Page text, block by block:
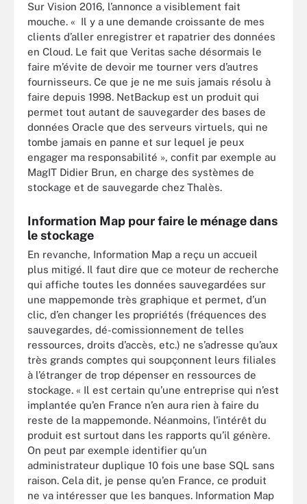
Sur Vision 2016, l’annonce a visiblement fait
mouche. « Il y a une demande croissante de mes
clients d’aller enregistrer et rapatrier des données
en Cloud. Le fait que Veritas sache désormais le
faire m’évite de devoir me tourner vers d’autres
fournisseurs. Ce que je ne me suis jamais résolu à
faire depuis 1998. NetBackup est un produit qui
permet tout autant de sauvegarder des bases de
données Oracle que des serveurs virtuels, qui ne
tombe jamais en panne et sur lequel je peux
engager ma responsabilité », confit par exemple au
MagIT Didier Brun, en charge des systèmes de
stockage et de sauvegarde chez Thalès.
Information Map pour faire le ménage dans
le stockage
En revanche, Information Map a reçu un accueil
plus mitigé. Il faut dire que ce moteur de recherche
qui affiche toutes les données sauvegardées sur
une mappemonde très graphique et permet, d’un
clic, d’en changer les propriétés (fréquences des
sauvegardes, dé-comissionnement de telles
ressources, droits d’accès, etc.) ne s’adresse qu’aux
très grands comptes qui soupçonnent leurs filiales
à l’étranger de trop dépenser en ressources de
stockage. « Il est certain qu’une entreprise qui n’est
implantée qu’en France n’en aura rien à faire du
reste de la mappemonde. Néanmoins, l’intérêt du
produit est surtout dans les rapports qu’il génère.
On peut par exemple identifier qu’un
administrateur duplique 10 fois une base SQL sans
raison. Cela dit, je pense qu’en France, ce produit
ne va intéresser que les banques. Information Map